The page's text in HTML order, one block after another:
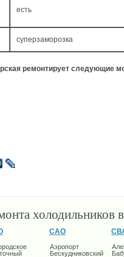
есть
суперзаморозка
ремонтирует следующие
холодильников
САО
Аэропорт
Бескудниковский